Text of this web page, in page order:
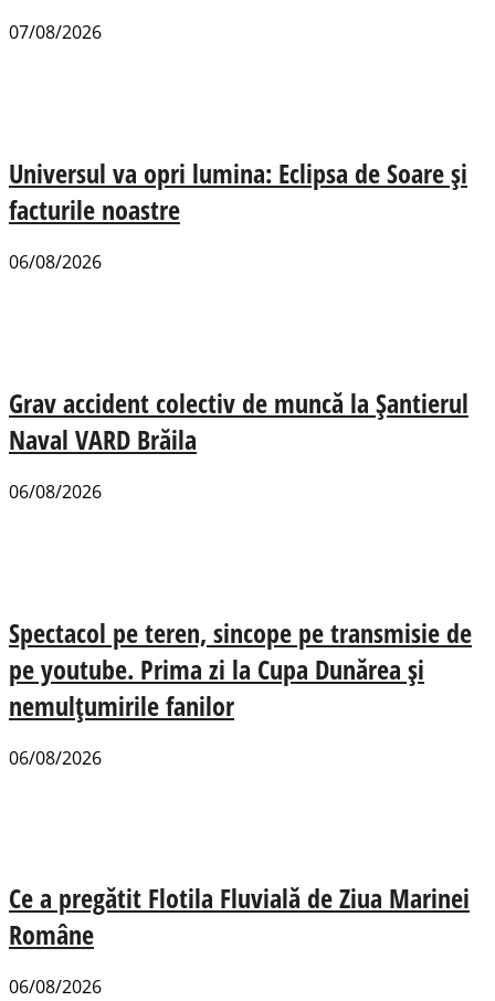
07/08/2026
Universul va opri lumina: Eclipsa de Soare și
facturile noastre
06/08/2026
Grav accident colectiv de muncă la Șantierul
Naval VARD Brăila
06/08/2026
Spectacol pe teren, sincope pe transmisie de
pe youtube. Prima zi la Cupa Dunărea și
nemulțumirile fanilor
06/08/2026
Ce a pregătit Flotila Fluvială de Ziua Marinei
Române
06/08/2026